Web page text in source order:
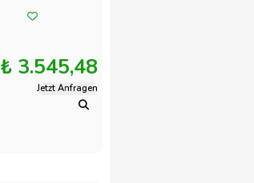
₺ 3.545,48
Jetzt Anfragen